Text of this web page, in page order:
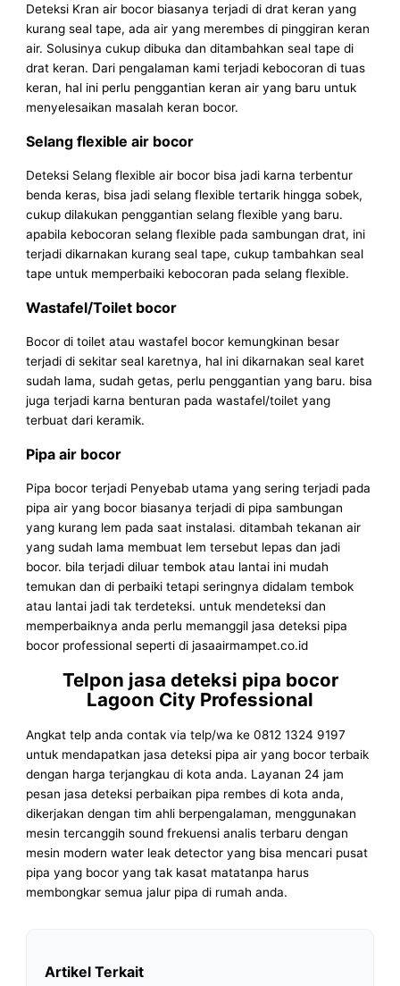
Deteksi Kran air bocor biasanya terjadi di drat keran yang
kurang seal tape, ada air yang merembes di pinggiran keran
air. Solusinya cukup dibuka dan ditambahkan seal tape di
drat keran. Dari pengalaman kami terjadi kebocoran di tuas
keran, hal ini perlu penggantian keran air yang baru untuk
menyelesaikan masalah keran bocor.
Selang flexible air bocor
Deteksi Selang flexible air bocor bisa jadi karna terbentur
benda keras, bisa jadi selang flexible tertarik hingga sobek,
cukup dilakukan penggantian selang flexible yang baru.
apabila kebocoran selang flexible pada sambungan drat, ini
terjadi dikarnakan kurang seal tape, cukup tambahkan seal
tape untuk memperbaiki kebocoran pada selang flexible.
Wastafel/Toilet bocor
Bocor di toilet atau wastafel bocor kemungkinan besar
terjadi di sekitar seal karetnya, hal ini dikarnakan seal karet
sudah lama, sudah getas, perlu penggantian yang baru. bisa
juga terjadi karna benturan pada wastafel/toilet yang
terbuat dari keramik.
Pipa air bocor
Pipa bocor terjadi Penyebab utama yang sering terjadi pada
pipa air yang bocor biasanya terjadi di pipa sambungan
yang kurang lem pada saat instalasi. ditambah tekanan air
yang sudah lama membuat lem tersebut lepas dan jadi
bocor. bila terjadi diluar tembok atau lantai ini mudah
temukan dan di perbaiki tetapi seringnya didalam tembok
atau lantai jadi tak terdeteksi. untuk mendeteksi dan
memperbaiknya anda perlu memanggil jasa deteksi pipa
bocor professional seperti di jasaairmampet.co.id
Telpon jasa deteksi pipa bocor
Lagoon City Professional
Angkat telp anda contak via telp/wa ke 0812 1324 9197
untuk mendapatkan jasa deteksi pipa air yang bocor terbaik
dengan harga terjangkau di kota anda. Layanan 24 jam
pesan jasa deteksi perbaikan pipa rembes di kota anda,
dikerjakan dengan tim ahli berpengalaman, menggunakan
mesin tercanggih sound frekuensi analis terbaru dengan
mesin modern water leak detector yang bisa mencari pusat
pipa yang bocor yang tak kasat matatanpa harus
membongkar semua jalur pipa di rumah anda.
Artikel Terkait